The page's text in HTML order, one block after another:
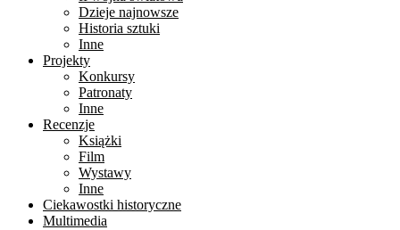
Dzieje najnowsze
Historia sztuki
Inne
Projekty
Konkursy
Patronaty
Inne
Recenzje
Książki
Film
Wystawy
Inne
Ciekawostki historyczne
Multimedia